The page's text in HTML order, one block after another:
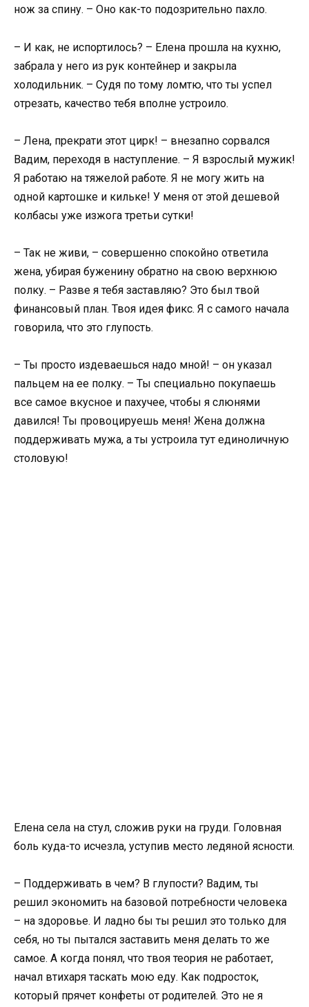
нож за спину. – Оно как-то подозрительно пахло.
– И как, не испортилось? – Елена прошла на кухню,
забрала у него из рук контейнер и закрыла
холодильник. – Судя по тому ломтю, что ты успел
отрезать, качество тебя вполне устроило.
– Лена, прекрати этот цирк! – внезапно сорвался
Вадим, переходя в наступление. – Я взрослый мужик!
Я работаю на тяжелой работе. Я не могу жить на
одной картошке и кильке! У меня от этой дешевой
колбасы уже изжога третьи сутки!
– Так не живи, – совершенно спокойно ответила
жена, убирая буженину обратно на свою верхнюю
полку. – Разве я тебя заставляю? Это был твой
финансовый план. Твоя идея фикс. Я с самого начала
говорила, что это глупость.
– Ты просто издеваешься надо мной! – он указал
пальцем на ее полку. – Ты специально покупаешь
все самое вкусное и пахучее, чтобы я слюнями
давился! Ты провоцируешь меня! Жена должна
поддерживать мужа, а ты устроила тут единоличную
столовую!
Елена села на стул, сложив руки на груди. Головная
боль куда-то исчезла, уступив место ледяной ясности.
– Поддерживать в чем? В глупости? Вадим, ты
решил экономить на базовой потребности человека
– на здоровье. И ладно бы ты решил это только для
себя, но ты пытался заставить меня делать то же
самое. А когда понял, что твоя теория не работает,
начал втихаря таскать мою еду. Как подросток,
который прячет конфеты от родителей. Это не я